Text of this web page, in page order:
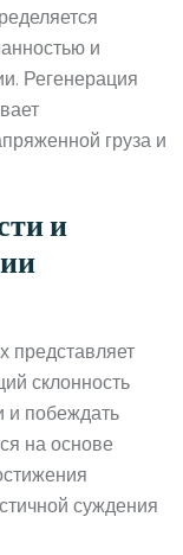
и
Регенерация
груза и
и
представляет
склонность
и побеждать
на основе
суждения